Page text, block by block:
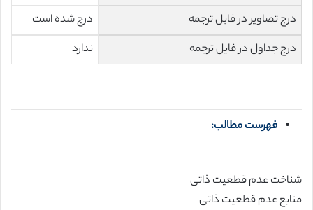
درج تصاویر در فایل ترجمه
درج شده است
درج جداول در فایل ترجمه
ندارد
فهرست مطالب:
شناخت عدم قطعیت ذاتی
منابع عدم قطعیت ذاتی